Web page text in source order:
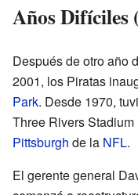
Años Difíciles
Después de otro año
2001, los Piratas
Park. Desde 1970,
Three Rivers
Pittsburgh de la NFL.
El gerente general